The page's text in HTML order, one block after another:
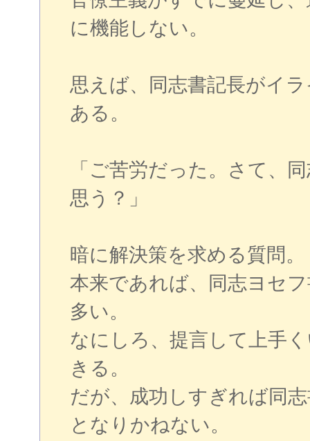
に機能しない。
思えば、同志書記長がイ
ある。
「ご苦労だった。さて、
思う？」
暗に解決策を求める質問。
本来であれば、同志ヨセ
多い。
なにしろ、提言して上手
きる。
だが、成功しすぎれば同
となりかねない。